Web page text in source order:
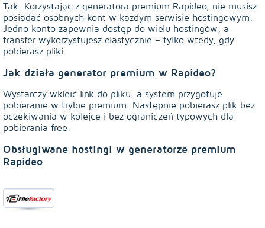
Tak. Korzystając z generatora premium Rapideo, nie musisz
posiadać osobnych kont w każdym serwisie hostingowym.
Jedno konto zapewnia dostęp do wielu hostingów, a
transfer wykorzystujesz elastycznie – tylko wtedy, gdy
pobierasz pliki.
Jak działa generator premium w Rapideo?
Wystarczy wkleić link do pliku, a system przygotuje
pobieranie w trybie premium. Następnie pobierasz plik bez
oczekiwania w kolejce i bez ograniczeń typowych dla
pobierania free.
Obsługiwane hostingi w generatorze premium
Rapideo